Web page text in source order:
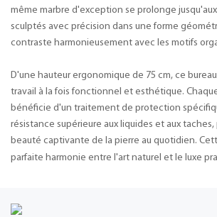
même marbre d'exception se prolonge
sculptés avec précision dans une forme
contraste harmonieusement avec les motifs
D'une hauteur ergonomique de 75 cm, ce
travail à la fois fonctionnel et esthétique.
bénéficie d'un traitement de protection
résistance supérieure aux liquides et aux
beauté captivante de la pierre au quotidien.
parfaite harmonie entre l'art naturel et le luxe